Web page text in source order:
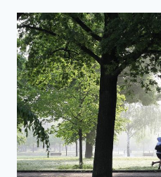
A
HALLGATÓK
LAKHATÁSI
VÁLASZTÉKA
BUDAPESTEN